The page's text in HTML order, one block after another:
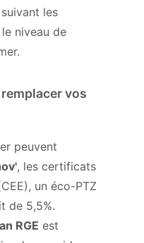
les
niveau de
vos
peuvent
, les certificats
un éco-PTZ
de 5,5%.
RGE est